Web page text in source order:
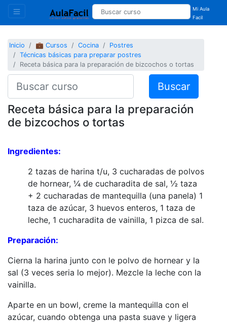
Mi Aula
Facil
Inicio 💼 Cursos Cocina
Postres
Técnicas básicas para preparar postres
Receta básica para la preparación de bizcochos o tortas
Buscar
Receta básica para la preparación
de bizcochos o tortas
Ingredientes:
2 tazas de harina t/u, 3 cucharadas de polvos
de hornear, ¼ de cucharadita de sal, ½ taza
+ 2 cucharadas de mantequilla (una panela) 1
taza de azúcar, 3 huevos enteros, 1 taza de
leche, 1 cucharadita de vainilla, 1 pizca de sal.
Preparación:
Cierna la harina junto con le polvo de hornear y la
sal (3 veces seria lo mejor). Mezcle la leche con la
vainilla.
Aparte en un bowl, creme la mantequilla con el
azúcar, cuando obtenga una pasta suave y ligera